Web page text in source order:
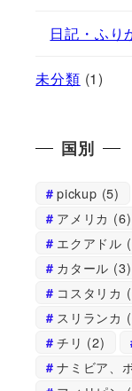
日記・ふり
未分類 (1)
国別
pickup (5)
アメリカ (6)
エクアドル
カタール (3)
コスタリカ
スリランカ
チリ (2)
ナミビア、